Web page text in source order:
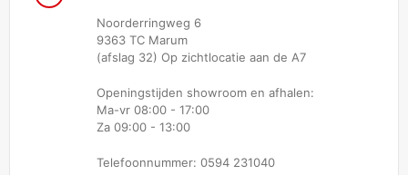
Noorderringweg 6
9363 TC Marum
(afslag 32) Op zichtlocatie aan de A7
Openingstijden showroom en afhalen:
Ma-vr 08:00 - 17:00
Za 09:00 - 13:00
Telefoonnummer: 0594 231040